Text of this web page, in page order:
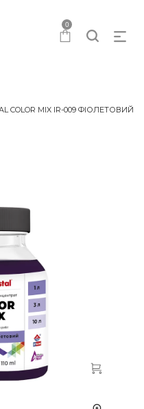
0
COLOR MIX IR-009 ФІОЛЕТОВИЙ